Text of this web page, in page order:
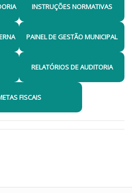
INSTRUÇÕES NORMATIVAS
PAINEL DE GESTÃO MUNICIPAL
RELATÓRIOS DE AUDITORIA
FISCAIS